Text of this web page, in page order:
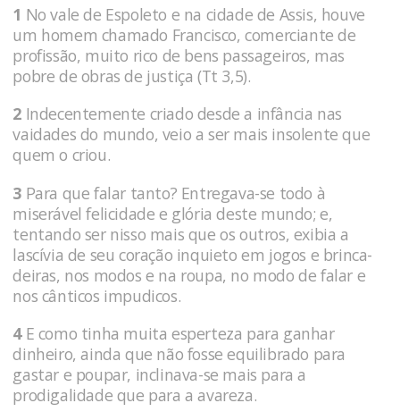
1 No vale de Espoleto e na cidade de Assis, houve
um homem chamado Francisco, comerciante de
profissão, muito rico de bens passageiros, mas
pobre de obras de justiça (Tt 3,5).
2 Indecentemente criado desde a infância nas
vaidades do mundo, veio a ser mais insolente que
quem o criou.
3 Para que falar tanto? Entregava-se todo à
miserável felicidade e gló­ria deste mundo; e,
tentando ser nisso mais que os outros, exibia a
lascívia de seu coração inquieto em jogos e brinca­
deiras, nos modos e na roupa, no modo de falar e
nos cânticos impudicos.
4E como tinha muita esperteza para ganhar
dinheiro, ainda que não fosse equilibrado para
gastar e poupar, inclinava-se mais para a
prodigalidade que para a avareza.